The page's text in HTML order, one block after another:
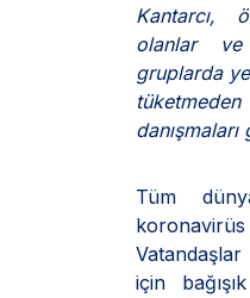
Kantarcı,
olanlar
gruplarda
Tüm
için